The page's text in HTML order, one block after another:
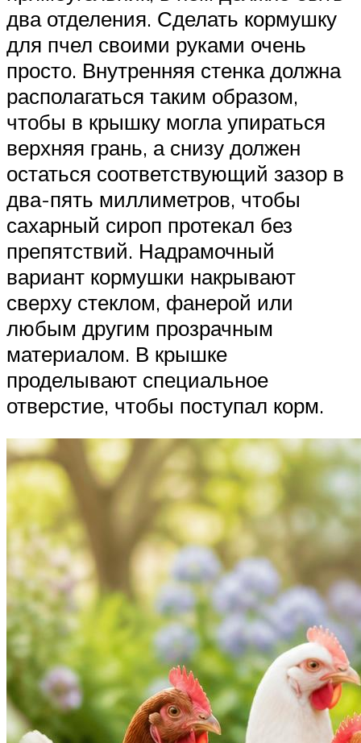
два отделения. Сделать кормушку
для пчел своими руками очень
просто. Внутренняя стенка должна
располагаться таким образом,
чтобы в крышку могла упираться
верхняя грань, а снизу должен
остаться соответствующий зазор в
два-пять миллиметров, чтобы
сахарный сироп протекал без
препятствий. Надрамочный
вариант кормушки накрывают
сверху стеклом, фанерой или
любым другим прозрачным
материалом. В крышке
проделывают специальное
отверстие, чтобы поступал корм.